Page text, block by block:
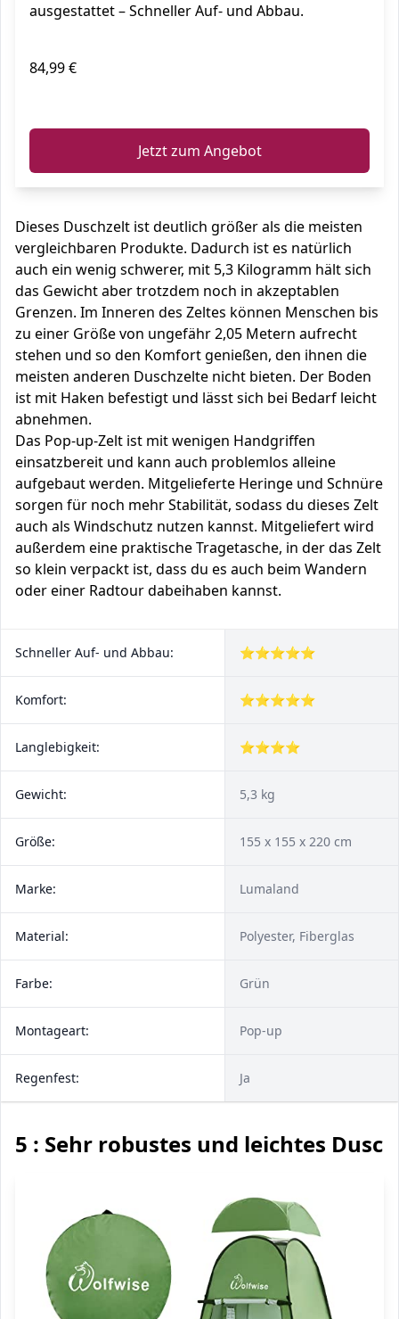
ausgestattet – Schneller Auf- und Abbau.
84,99 €
Jetzt zum Angebot
Dieses Duschzelt ist deutlich größer als die meisten
vergleichbaren Produkte. Dadurch ist es natürlich
auch ein wenig schwerer, mit 5,3 Kilogramm hält sich
das Gewicht aber trotzdem noch in akzeptablen
Grenzen. Im Inneren des Zeltes können Menschen bis
zu einer Größe von ungefähr 2,05 Metern aufrecht
stehen und so den Komfort genießen, den ihnen die
meisten anderen Duschzelte nicht bieten. Der Boden
ist mit Haken befestigt und lässt sich bei Bedarf leicht
abnehmen.
Das Pop-up-Zelt ist mit wenigen Handgriffen
einsatzbereit und kann auch problemlos alleine
aufgebaut werden. Mitgelieferte Heringe und Schnüre
sorgen für noch mehr Stabilität, sodass du dieses Zelt
auch als Windschutz nutzen kannst. Mitgeliefert wird
außerdem eine praktische Tragetasche, in der das Zelt
so klein verpackt ist, dass du es auch beim Wandern
oder einer Radtour dabeihaben kannst.
Schneller Auf- und Abbau: ⭐⭐⭐⭐⭐
Komfort: ⭐⭐⭐⭐⭐
Langlebigkeit: ⭐⭐⭐⭐
Gewicht: 5,3 kg
Größe: 155 x 155 x 220 cm
Marke: Lumaland
Material: Polyester, Fiberglas
Farbe: Grün
Montageart: Pop-up
Regenfest: Ja
5 : Sehr robustes und leichtes